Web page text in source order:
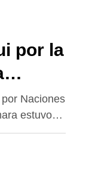
por la
Naciones
estuvo…